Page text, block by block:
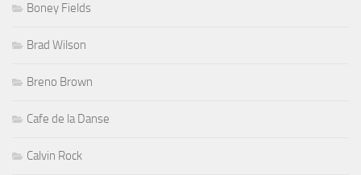
Boney Fields
Brad Wilson
Breno Brown
Cafe de la Danse
Calvin Rock